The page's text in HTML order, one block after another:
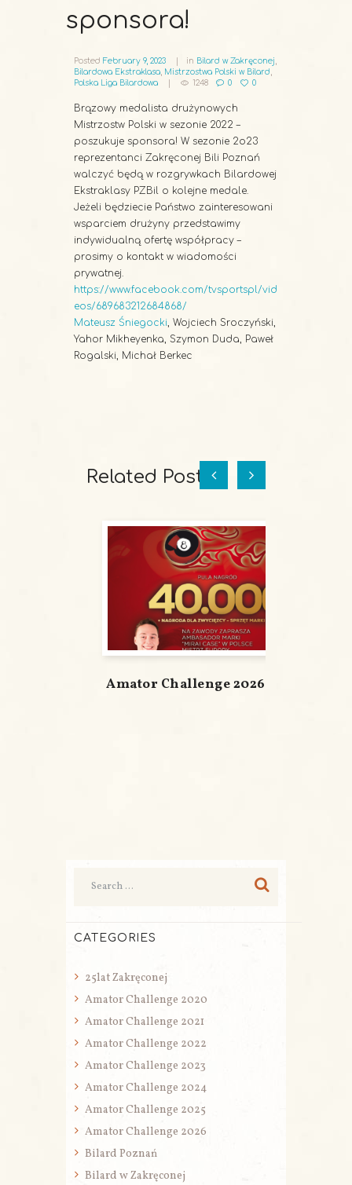
sponsora!
Posted February 9, 2023 in Bilard w Zakręconej
Bilardowa Ekstraklasa Mistrzostwa Polski w Bilard
Polska Liga Bilardowa
1248 0 0
Brązowy medalista drużynowych
Mistrzostw Polski w sezonie 2022 –
poszukuje sponsora! W sezonie 2o23
reprezentanci Zakręconej Bili Poznań
walczyć będą w rozgrywkach Bilardowej
Ekstraklasy PZBil o kolejne medale.
Jeżeli będziecie Państwo zainteresowani
wsparciem drużyny przedstawimy
indywidualną ofertę współpracy –
prosimy o kontakt w wiadomości
prywatnej.
https://www.facebook.com/tvsportspl/vid
eos/689683212684868/
Mateusz Śniegocki, Wojciech Sroczyński,
Yahor Mikheyenka, Szymon Duda, Paweł
Rogalski, Michał Berkec
Related Posts
Amator Challenge 2026
CATEGORIES
25lat Zakręconej
Amator Challenge 2020
Amator Challenge 2021
Amator Challenge 2022
Amator Challenge 2023
Amator Challenge 2024
Amator Challenge 2025
Amator Challenge 2026
Bilard Poznań
Bilard w Zakręconej